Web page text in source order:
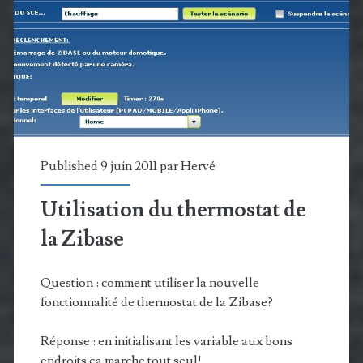
et
ouvert
Published 9 juin 2011 parHervé
Utilisation du thermostat de
la Zibase
Question : comment utiliser la nouvelle
fonctionnalité de thermostat de la Zibase?
Réponse : en initialisant les variable aux bons